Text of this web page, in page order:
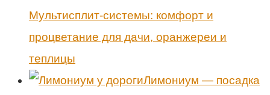
Мультисплит-системы: комфорт и
процветание для дачи, оранжереи и
теплицы
Лимониум — посадка